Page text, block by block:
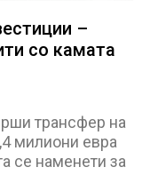
–
со камата
трансфер на
милиони евра
се наменети за